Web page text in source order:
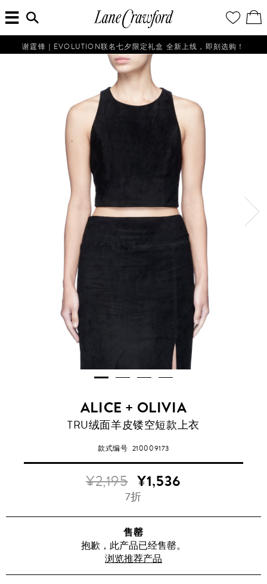
佛
探
的
时
尚
世
界
的
愿
望
清
单
看
／
修
购
单
入
搜
索
信
息...
谢霆锋｜EVOLUTION联名七夕限定礼盒 全新上线，即刻选购！
ALICE + OLIVIA
TRU绒面羊皮镂空短款上衣
款式编号 210009173
¥2,195 ¥1,536
7折
售罄
抱歉，此产品已经售罄。
浏览推荐产品